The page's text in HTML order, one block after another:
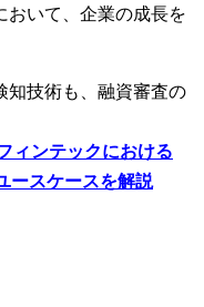
いて、企業の成長を
知技術も、融資審査の
ィンテックにおける
ースケースを解説